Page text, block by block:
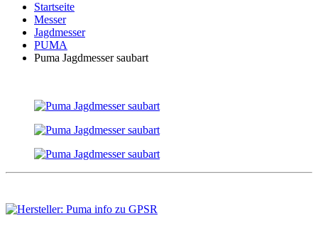
Startseite
Messer
Jagdmesser
PUMA
Puma Jagdmesser saubart